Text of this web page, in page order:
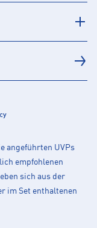
angeführten UVPs
empfohlenen
sich aus der
im Set enthaltenen